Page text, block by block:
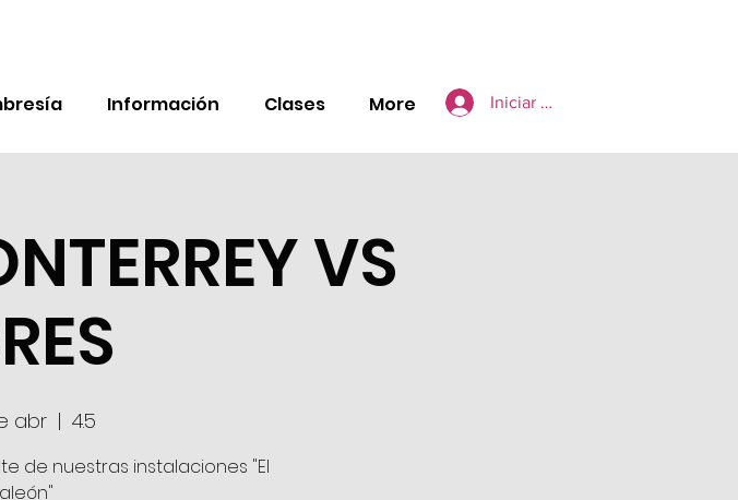
VS
abr
  |
4.5
de nuestras instalaciones "El
Información Clases More Iniciar sesión